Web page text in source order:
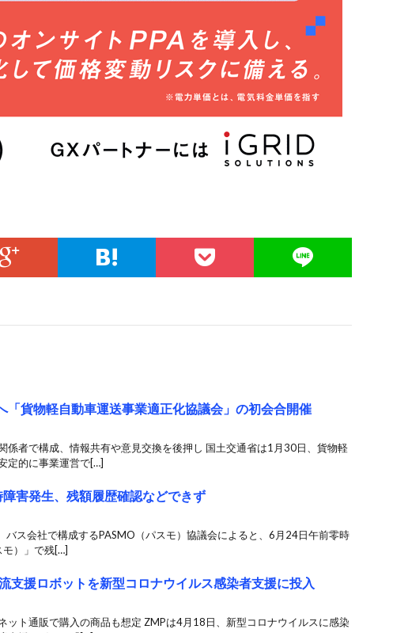
「貨物軽自動車運送事業適正化協議会」の初会合開催
係者で構成、情報共有や意見交換を後押し 国土交通省は1月30日、貨物軽
定的に事業運営で[…]
障害発生、残額履歴確認などできず
バス会社で構成するPASMO（パスモ）協議会によると、6月24日午前零時
モ）」で残[…]
支援ロボットを新型コロナウイルス感染者支援に投入
ット通販で購入の商品も想定 ZMPは4月18日、新型コロナウイルスに感染